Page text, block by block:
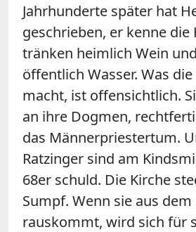
Jahrhunderte später hat
geschrieben, er kenne die
tränken heimlich Wein
öffentlich Wasser. Was
macht, ist offensichtlich.
an ihre Dogmen,
das Männerpriestertum.
Ratzinger sind am
68er schuld. Die Kirche
Sumpf. Wenn sie aus
rauskommt, wird sich für